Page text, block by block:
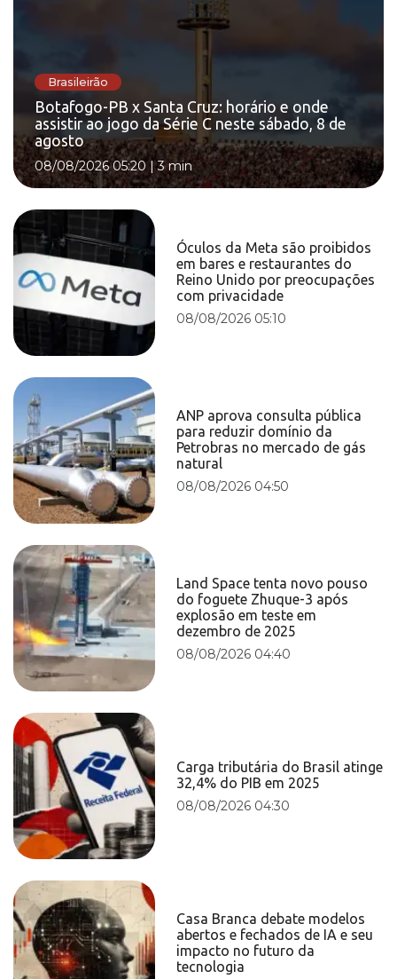
Brasileirão
Botafogo-PB x Santa Cruz: horário e onde
assistir ao jogo da Série C neste sábado, 8 de
agosto
08/08/2026 05:20|3 min
Óculos da Meta são proibidos
em bares e restaurantes do
Reino Unido por preocupações
com privacidade
08/08/2026 05:10
ANP aprova consulta pública
para reduzir domínio da
Petrobras no mercado de gás
natural
08/08/2026 04:50
Land Space tenta novo pouso
do foguete Zhuque-3 após
explosão em teste em
dezembro de 2025
08/08/2026 04:40
Carga tributária do Brasil atinge
32,4% do PIB em 2025
08/08/2026 04:30
Casa Branca debate modelos
abertos e fechados de IA e seu
impacto no futuro da
tecnologia